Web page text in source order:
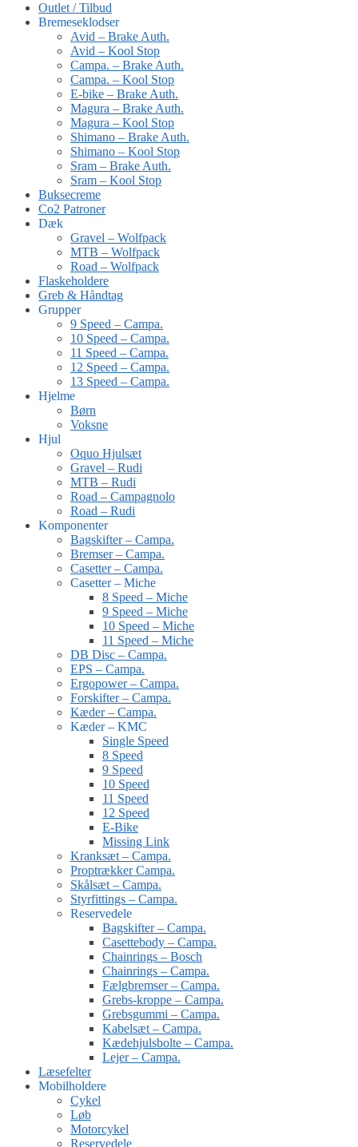
Outlet / Tilbud
Bremeseklodser
Avid – Brake Auth.
Avid – Kool Stop
Campa. – Brake Auth.
Campa. – Kool Stop
E-bike – Brake Auth.
Magura – Brake Auth.
Magura – Kool Stop
Shimano – Brake Auth.
Shimano – Kool Stop
Sram – Brake Auth.
Sram – Kool Stop
Buksecreme
Co2 Patroner
Dæk
Gravel – Wolfpack
MTB – Wolfpack
Road – Wolfpack
Flaskeholdere
Greb & Håndtag
Grupper
9 Speed – Campa.
10 Speed – Campa.
11 Speed – Campa.
12 Speed – Campa.
13 Speed – Campa.
Hjelme
Børn
Voksne
Hjul
Oquo Hjulsæt
Gravel – Rudi
MTB – Rudi
Road – Campagnolo
Road – Rudi
Komponenter
Bagskifter – Campa.
Bremser – Campa.
Casetter – Campa.
Casetter – Miche
8 Speed – Miche
9 Speed – Miche
10 Speed – Miche
11 Speed – Miche
DB Disc – Campa.
EPS – Campa.
Ergopower – Campa.
Forskifter – Campa.
Kæder – Campa.
Kæder – KMC
Single Speed
8 Speed
9 Speed
10 Speed
11 Speed
12 Speed
E-Bike
Missing Link
Kranksæt – Campa.
Proptrækker Campa.
Skålsæt – Campa.
Styrfittings – Campa.
Reservedele
Bagskifter – Campa.
Casettebody – Campa.
Chainrings – Bosch
Chainrings – Campa.
Fælgbremser – Campa.
Grebs-kroppe – Campa.
Grebsgummi – Campa.
Kabelsæt – Campa.
Kædehjulsbolte – Campa.
Lejer – Campa.
Læsefelter
Mobilholdere
Cykel
Løb
Motorcykel
Reservedele